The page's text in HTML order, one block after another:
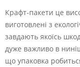
Крафт-пакети це
виготовлені з
завдають якоїсь
дуже важливо в
що упаковка